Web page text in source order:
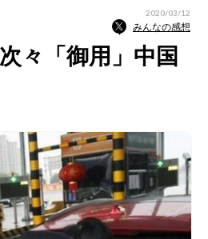
2020/03/12
みんなの感想
々「御用」中国